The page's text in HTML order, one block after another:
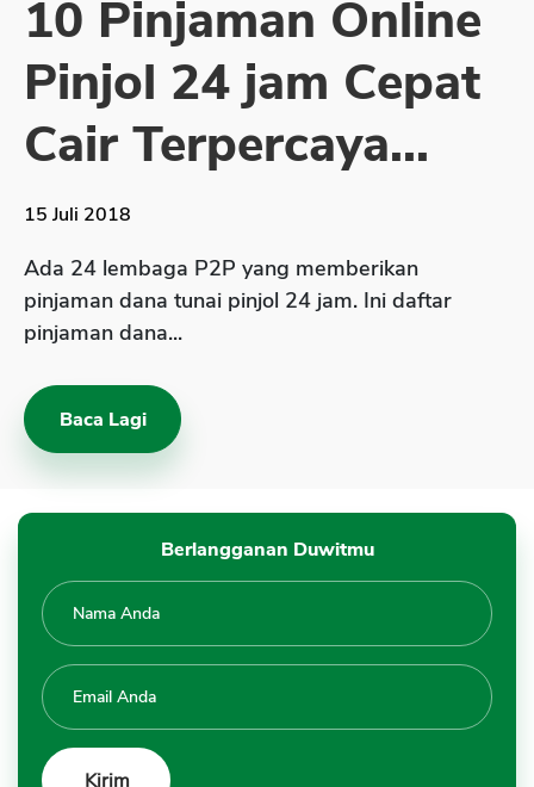
Sekuritas Saham
Bank Digital
Crypto
Assets Crypto
Asuransi Jiwa
Asuransi Kesehatan
10 Pinjaman Online
Pinjol 24 jam Cepat
Cair Terpercaya...
15 Juli 2018
Ada 24 lembaga P2P yang memberikan
pinjaman dana tunai pinjol 24 jam. Ini daftar
pinjaman dana...
Baca Lagi
Berlangganan Duwitmu